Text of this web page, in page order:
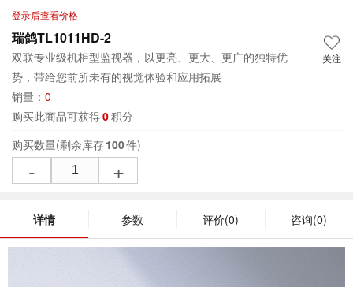
登录后查看价格
瑞鸽TL1011HD-2
双联专业级机柜型监视器，以更亮、更大、更广的独特优
势，带给您前所未有的视觉体验和应用拓展
关注
销量： 0
购买此商品可获得0积分
购买数量(剩余库存100件)
- +
详情 参数 评价(0) 咨询(0)